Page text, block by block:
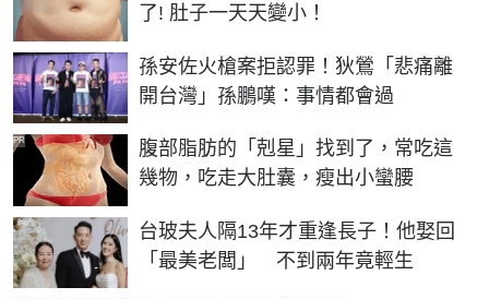
了! 肚子一天天變小！
孫安佐火槍案拒認罪！狄鶯「悲痛離
開台灣」孫鵬嘆：事情都會過
腹部脂肪的「剋星」找到了，常吃這
幾物，吃走大肚囊，瘦出小蠻腰
PR
台玻夫人隔13年才重逢長子！他娶回
「最美老闆」 不到兩年竟輕生